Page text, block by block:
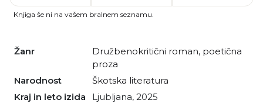
Žanr družbenokritični roman, poetična
proza
Narodnost
škotska literatura
Kraj in leto izida
Ljubljana, 2025
Knjiga še ni na vašem bralnem seznamu.